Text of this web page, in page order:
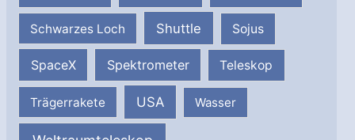
Schwarzes Loch Shuttle Sojus
SpaceX Spektrometer Teleskop
Trägerrakete USA Wasser